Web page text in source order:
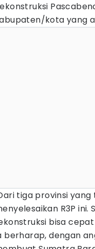
kota yang
tiga provinsi
R3P
bisa
berharap, dengan